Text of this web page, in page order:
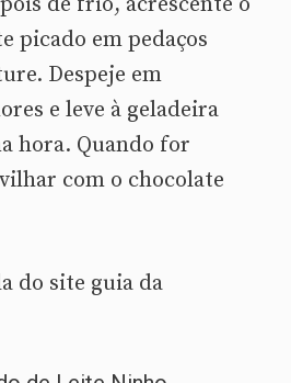
picado em pedaços
Despeje em
e leve à geladeira
hora. Quando for
com o chocolate
do site guia da